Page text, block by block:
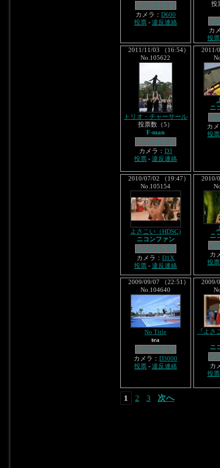
コメントする
カメラ： D600
投票 - 違反連絡
投
コ
カ
投票
2011/11/03 （16:54）
No.105622
トリオ・チャーサール
投票数（5）
F-man
コメントする
カメラ： D3
投票 - 違反連絡
2011/
ニ
コ
カ
投票
2010/07/02 （19:47）
No.105154
よさこい（HDSC)
ニコンファン
コメントする
カメラ：D1X
投票 - 違反連絡
2010/
ニ
コ
カ
投票
2009/09/07 （22:51）
No.104640
No Title
tea
コメントする
カメラ：D3000
投票 - 違反連絡
2009/
『よさ
ニ
コ
カ
投票
1 2 3 次へ